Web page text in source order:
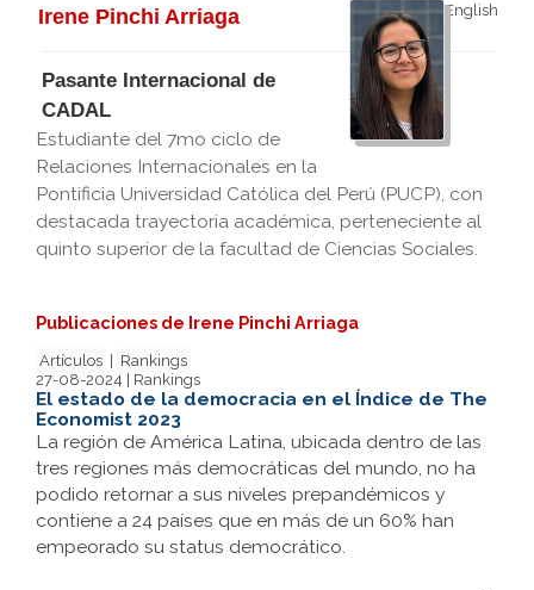
English
Irene Pinchi Arriaga
Pasante Internacional de
CADAL
Estudiante del 7mo ciclo de
Relaciones Internacionales en la
Pontificia Universidad Católica del Perú (PUCP), con
destacada trayectoria académica, perteneciente al
quinto superior de la facultad de Ciencias Sociales.
Publicaciones de Irene Pinchi Arriaga
Artículos
Rankings
27-08-2024 | Rankings
El estado de la democracia en el Índice de The
Economist 2023
La región de América Latina, ubicada dentro de las
tres regiones más democráticas del mundo, no ha
podido retornar a sus niveles prepandémicos y
contiene a 24 países que en más de un 60% han
empeorado su status democrático.